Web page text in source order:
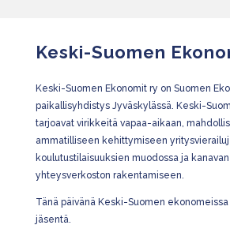
Keski-Suomen
Keski-Suomen Ekonomit ry on Suomen
paikallisyhdistys Jyväskylässä. Keski-
tarjoavat virikkeitä vapaa-aikaan,
ammatilliseen kehittymiseen
koulutustilaisuuksien muodossa ja
yhteysverkoston rakentamiseen.
Tänä päivänä Keski-Suomen
jäsentä.